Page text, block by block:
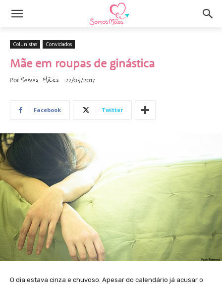
Colunistas Convidados
Mãe em roupas de ginástica
Por Somos Mães 22/05/2017
Facebook Twitter
O dia estava cinza e chuvoso. Apesar do calendário já acusar o